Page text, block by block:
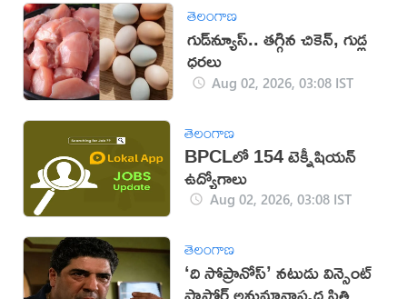
తెలంగాణ
గుడ్‌న్యూస్.. తగ్గిన చికెన్, గుడ్ల
ధరలు
Aug 02, 2026, 03:08 IST
తెలంగాణ
BPCLలో 154 టెక్నీషియన్
ఉద్యోగాలు
Aug 02, 2026, 03:08 IST
తెలంగాణ
‘ది సోప్రానోస్’ నటుడు విన్సెంట్